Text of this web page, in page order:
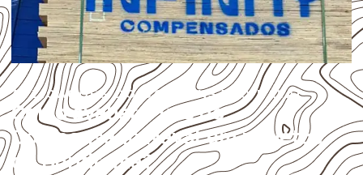
APLICAÇÕES DO COMPENSADO NAVAL
Como avaliar o uso do
Compensado Naval em projetos
de Buritirama?